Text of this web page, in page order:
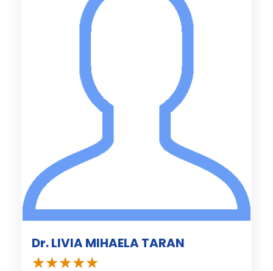
Dr. LIVIA MIHAELA TARAN